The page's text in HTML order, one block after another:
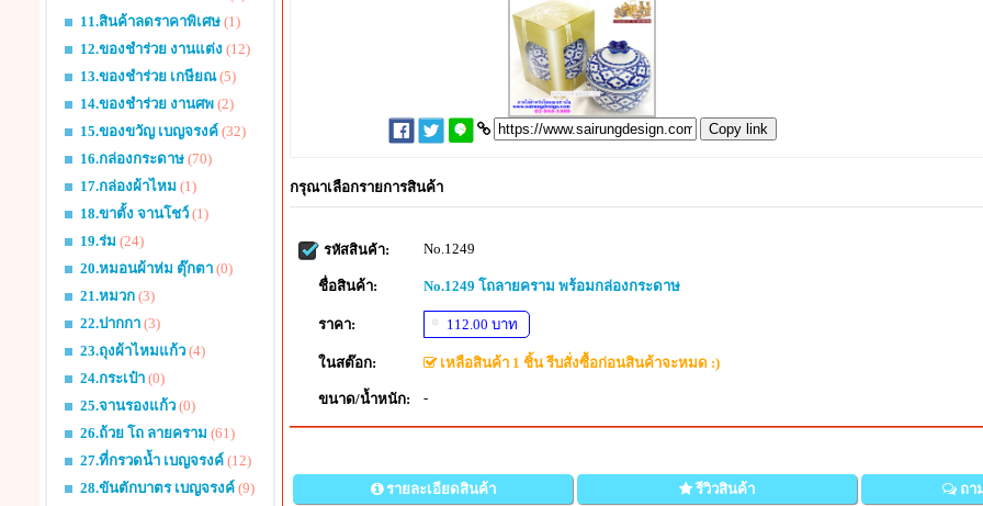
11.สินค้าลดราคาพิเศษ (1)
12.ของชำร่วย งานแต่ง (12)
13.ของชำร่วย เกษียณ(5)
14.ของชำร่วย งานศพ (2)
15.ของขวัญ เบญจรงค์ (32)
16.กล่องกระดาษ (70)
17.กล่องผ้าไหม (1)
18.ขาตั้ง จานโชว์ (1)
19.ร่ม (24)
20.หมอนผ้าห่ม ตุ๊กตา (0)
21.หมวก (3)
22.ปากกา (3)
23.ถุงผ้าไหมแก้ว (4)
24.กระเป๋า (0)
25.จานรองแก้ว (0)
26.ถ้วย โถ ลายคราม (61)
27.ที่กรวดน้ำ เบญจรงค์ (12)
28.ขันตักบาตร เบญจรงค์ (9)
Copy link
กรุณาเลือกรายการสินค้า
รหัสสินค้า: No.1249
ชื่อสินค้า: No.1249 โถลายคราม พร้อมกล่องกระดาษ
ราคา: 112.00 บาท
ในสต๊อก: เหลือสินค้า 1 ชิ้น รีบสั่งซื้อก่อนสินค้าจะหมด :)
ขนาด/น้ำหนัก: -
รายละเอียดสินค้า รีวิวสินค้า ถา